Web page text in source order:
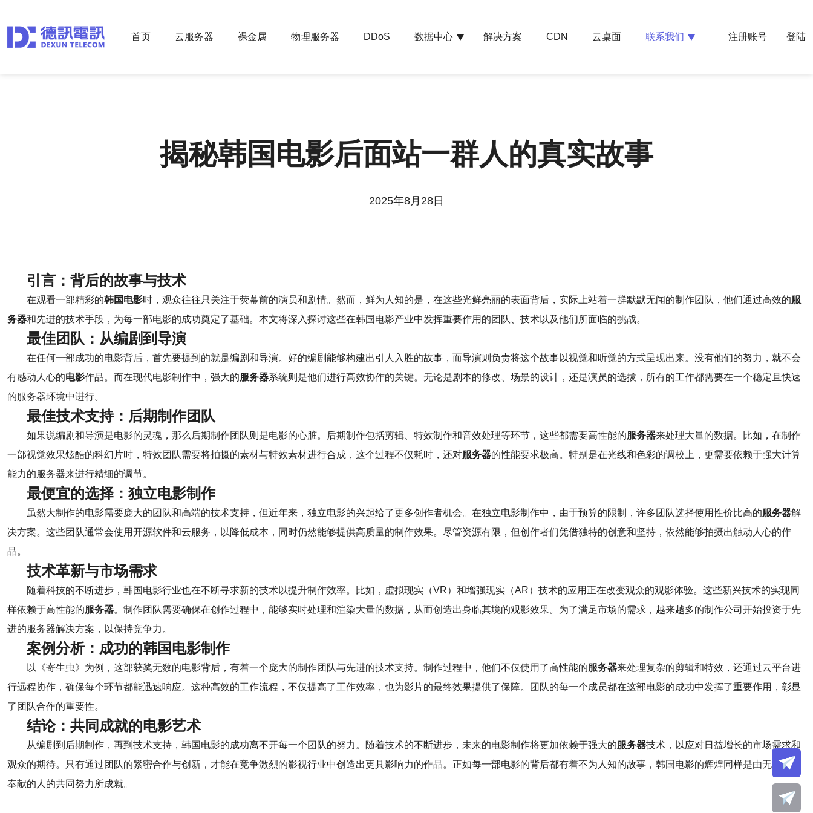
首页 云服务器 裸金属 物理服务器 DDoS 数据中心 解决方案 CDN 云桌面 联系我们 注册账号 登陆
揭秘韩国电影后面站一群人的真实故事
2025年8月28日
引言：背后的故事与技术
在观看一部精彩的韩国电影时，观众往往只关注于荧幕前的演员和剧情。然而，鲜为人知的是，在这些光鲜亮丽的表面背后，实际上站着一群默默无闻的制作团队，他们通过高效的服
务器和先进的技术手段，为每一部电影的成功奠定了基础。本文将深入探讨这些在韩国电影产业中发挥重要作用的团队、技术以及他们所面临的挑战。
最佳团队：从编剧到导演
在任何一部成功的电影背后，首先要提到的就是编剧和导演。好的编剧能够构建出引人入胜的故事，而导演则负责将这个故事以视觉和听觉的方式呈现出来。没有他们的努力，就不会
有感动人心的电影作品。而在现代电影制作中，强大的服务器系统则是他们进行高效协作的关键。无论是剧本的修改、场景的设计，还是演员的选拔，所有的工作都需要在一个稳定且快速
的服务器环境中进行。
最佳技术支持：后期制作团队
如果说编剧和导演是电影的灵魂，那么后期制作团队则是电影的心脏。后期制作包括剪辑、特效制作和音效处理等环节，这些都需要高性能的服务器来处理大量的数据。比如，在制作
一部视觉效果炫酷的科幻片时，特效团队需要将拍摄的素材与特效素材进行合成，这个过程不仅耗时，还对服务器的性能要求极高。特别是在光线和色彩的调校上，更需要依赖于强大计算
能力的服务器来进行精细的调节。
最便宜的选择：独立电影制作
虽然大制作的电影需要庞大的团队和高端的技术支持，但近年来，独立电影的兴起给了更多创作者机会。在独立电影制作中，由于预算的限制，许多团队选择使用性价比高的服务器解
决方案。这些团队通常会使用开源软件和云服务，以降低成本，同时仍然能够提供高质量的制作效果。尽管资源有限，但创作者们凭借独特的创意和坚持，依然能够拍摄出触动人心的作
品。
技术革新与市场需求
随着科技的不断进步，韩国电影行业也在不断寻求新的技术以提升制作效率。比如，虚拟现实（VR）和增强现实（AR）技术的应用正在改变观众的观影体验。这些新兴技术的实现同
样依赖于高性能的服务器。制作团队需要确保在创作过程中，能够实时处理和渲染大量的数据，从而创造出身临其境的观影效果。为了满足市场的需求，越来越多的制作公司开始投资于先
进的服务器解决方案，以保持竞争力。
案例分析：成功的韩国电影制作
以《寄生虫》为例，这部获奖无数的电影背后，有着一个庞大的制作团队与先进的技术支持。制作过程中，他们不仅使用了高性能的服务器来处理复杂的剪辑和特效，还通过云平台进
行远程协作，确保每个环节都能迅速响应。这种高效的工作流程，不仅提高了工作效率，也为影片的最终效果提供了保障。团队的每一个成员都在这部电影的成功中发挥了重要作用，彰显
了团队合作的重要性。
结论：共同成就的电影艺术
从编剧到后期制作，再到技术支持，韩国电影的成功离不开每一个团队的努力。随着技术的不断进步，未来的电影制作将更加依赖于强大的服务器技术，以应对日益增长的市场需求和
观众的期待。只有通过团队的紧密合作与创新，才能在竞争激烈的影视行业中创造出更具影响力的作品。正如每一部电影的背后都有着不为人知的故事，韩国电影的辉煌同样是由无数默默
奉献的人的共同努力所成就。